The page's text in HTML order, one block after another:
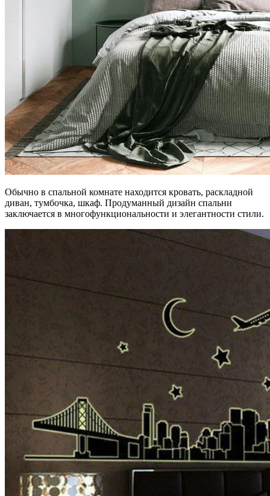
Обычно в спальной комнате находится кровать, раскладной
диван, тумбочка, шкаф. Продуманный дизайн спальни
заключается в многофункциональности и элегантности стили.